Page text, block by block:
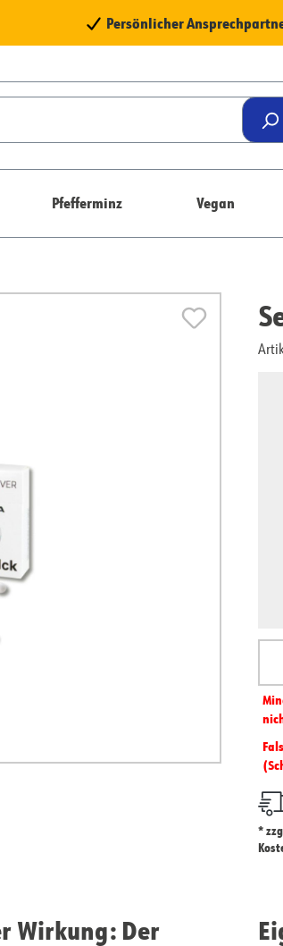
Persönlicher
Pfefferminz Vegan
*
Wirkung: Der